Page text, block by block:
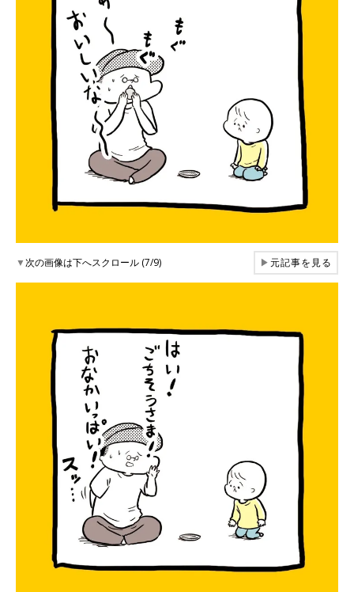
▼次の画像は下へスクロール (7/9) ▶元記事を見る